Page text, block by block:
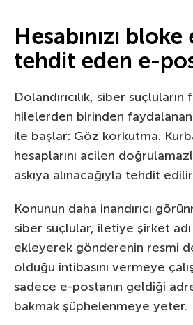
Hesabınızı
tehdit eden e-
Dolandırıcılık, siber
hilelerden birinden
ile başlar: Göz korkutma.
hesaplarını acilen
askıya alınacağıyla tehdit
Konunun daha inandırıcı
siber suçlular, iletiye şirket
ekleyerek gönderenin resmi
olduğu intibasını vermeye
sadece e-postanın geldiği
bakmak şüphelenmeye yeter.